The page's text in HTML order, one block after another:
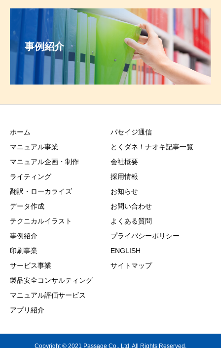
事例紹介
ホーム
マニュアル事業
マニュアル企画・制作
ライティング
翻訳・ローカライズ
データ作成
テクニカルイラスト
事例紹介
印刷事業
サービス事業
製品安全コンサルティング
マニュアル評価サービス
アプリ紹介
パセイジ通信
とくダネ！ナオキ記事一覧
会社概要
採用情報
お知らせ
お問い合わせ
よくある質問
プライバシーポリシー
ENGLISH
サイトマップ
Copyright © 2021 Passage Co., Ltd. All Rights Reserved.